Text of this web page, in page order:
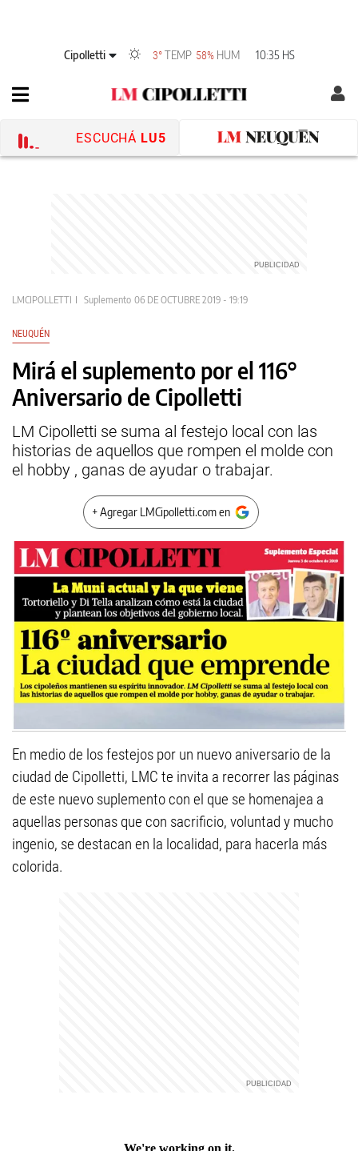
Cipolletti 3° TEMP 58% HUM 10:35 HS
ESCUCHÁ LU5
LMCIPOLLETTI Suplemento 06 DE OCTUBRE 2019 - 19:19
NEUQUÉN
Mirá el suplemento por el 116°
Aniversario de Cipolletti
LM Cipolletti se suma al festejo local con las
historias de aquellos que rompen el molde con
el hobby , ganas de ayudar o trabajar.
+ Agregar LMCipolletti.com en
En medio de los festejos por un nuevo aniversario de la
ciudad de Cipolletti, LMC te invita a recorrer las páginas
de este nuevo suplemento con el que se homenajea a
aquellas personas que con sacrificio, voluntad y mucho
ingenio, se destacan en la localidad, para hacerla más
colorida.